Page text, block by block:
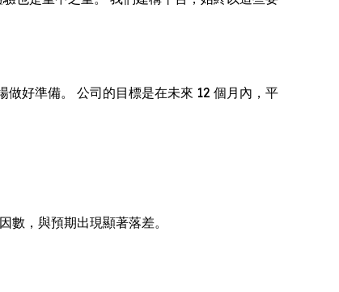
好準備。 公司的目標是在未來 12 個月內，平
，與預期出現顯著落差。